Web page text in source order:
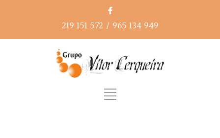
219 151 572 / 965 134 949